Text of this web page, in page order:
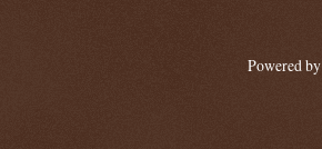
Powered by